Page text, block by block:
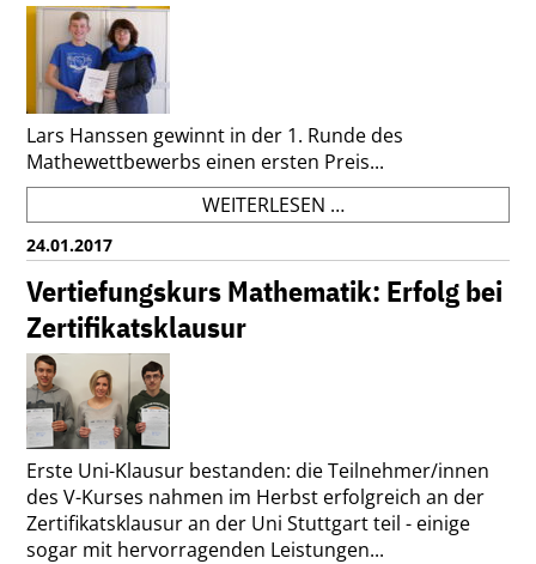
Lars Hanssen gewinnt in der 1. Runde des
Mathewettbewerbs einen ersten Preis...
WEITERLESEN …1.
PREIS
BEI
MATHEMATIK
24.01.2017
Vertiefungskurs Mathematik: Erfolg bei
Zertifikatsklausur
Erste Uni-Klausur bestanden: die Teilnehmer/innen
des V-Kurses nahmen im Herbst erfolgreich an der
Zertifikatsklausur an der Uni Stuttgart teil - einige
sogar mit hervorragenden Leistungen...